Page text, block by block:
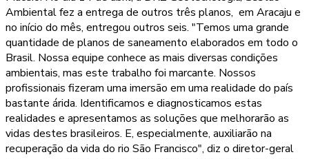
Ambiental fez a entrega de outros três planos, em Aracaju e
no início do mês, entregou outros seis. "Temos uma grande
quantidade de planos de saneamento elaborados em todo o
Brasil. Nossa equipe conhece as mais diversas condições
ambientais, mas este trabalho foi marcante. Nossos
profissionais fizeram uma imersão em uma realidade do país
bastante árida. Identificamos e diagnosticamos estas
realidades e apresentamos as soluções que melhorarão as
vidas destes brasileiros. E, especialmente, auxiliarão na
recuperação da vida do rio São Francisco", diz o diretor-geral